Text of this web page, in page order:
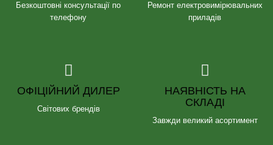
Безкоштовні консультації по
телефону
Ремонт електровимірювальних
приладів
ОФІЦІЙНИЙ ДИЛЕР
Світових брендів
НАЯВНІСТЬ НА
СКЛАДІ
Завжди великий асортимент